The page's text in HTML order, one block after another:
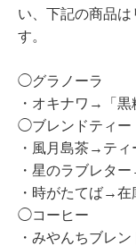
い、下記の商品は
す。
◯グラノーラ
・オキナワ→「
◯ブレンドティー
・風月島茶→テ
・星のラブレタ
・時がたてば→在
◯コーヒー
・みやんちブレ